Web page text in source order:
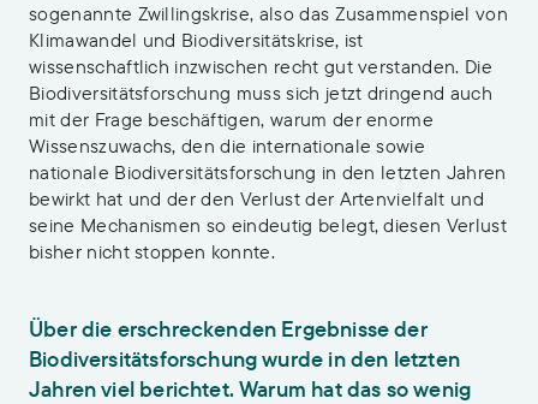
sogenannte Zwillingskrise, also das Zusammenspiel von
Klimawandel und Biodiversitätskrise, ist
wissenschaftlich inzwischen recht gut verstanden. Die
Biodiversitätsforschung muss sich jetzt dringend auch
mit der Frage beschäftigen, warum der enorme
Wissenszuwachs, den die internationale sowie
nationale Biodiversitätsforschung in den letzten Jahren
bewirkt hat und der den Verlust der Artenvielfalt und
seine Mechanismen so eindeutig belegt, diesen Verlust
bisher nicht stoppen konnte.
Über die erschreckenden Ergebnisse der
Biodiversitätsforschung wurde in den letzten
Jahren viel berichtet. Warum hat das so wenig